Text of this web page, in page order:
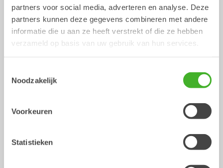
partners voor social media, adverteren en analyse. Deze
partners kunnen deze gegevens combineren met andere
informatie die u aan ze heeft verstrekt of die ze hebben
verzameld op basis van uw gebruik van hun services.
Noodzakelijk
Voorkeuren
Statistieken